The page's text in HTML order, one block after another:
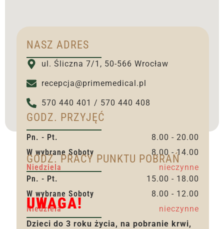
NASZ ADRES
ul. Śliczna 7/1, 50-566 Wrocław
recepcja@primemedical.pl
570 440 401 / 570 440 408
GODZ. PRZYJĘĆ
Pn. - Pt.
8.00 - 20.00
W wybrane Soboty
8.00 - 14.00
Niedziela
nieczynne
GODZ. PRACY PUNKTU POBRAŃ
Pn. - Pt.
15.00 - 18.00
W wybrane Soboty
8.00 - 12.00
Niedziela
nieczynne
UWAGA!
Dzieci do 3 roku życia, na pobranie krwi,